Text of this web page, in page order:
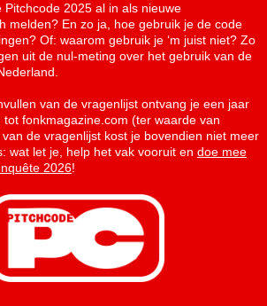
2025 al in als nieuwe
melden? En zo ja, hoe gebruik je de code
Of: waarom gebruik je ‘m juist niet? Zo
uit de nul-meting over het gebruik van de
van de vragenlijst ontvang je een jaar
fonkmagazine.com (ter waarde van
de vragenlijst kost je bovendien niet meer
wat let je, help het vak vooruit en doe mee
2026!